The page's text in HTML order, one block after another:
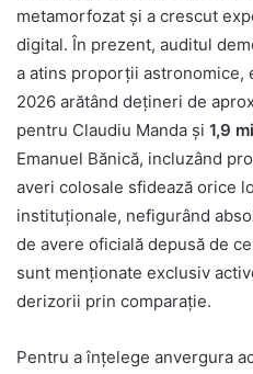
metamorfozat și a crescut
digital. În prezent, auditul
a atins proporții astronomice,
2026 arătând dețineri de
pentru Claudiu Manda și 1,9
Emanuel Bănică, incluzând
averi colosale sfidează orice
instituționale, nefigurând
de avere oficială depusă de
sunt menționate exclusiv
derizorii prin comparație.
Pentru a înțelege anvergura